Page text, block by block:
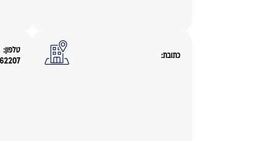
כתובת:
טלפון: